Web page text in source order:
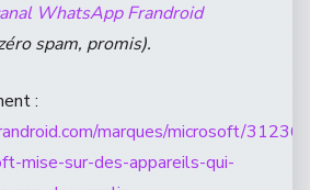
WhatsApp Frandroid
spam, promis).
:
marques/microsoft/
mise-sur-des-appareils-qui-